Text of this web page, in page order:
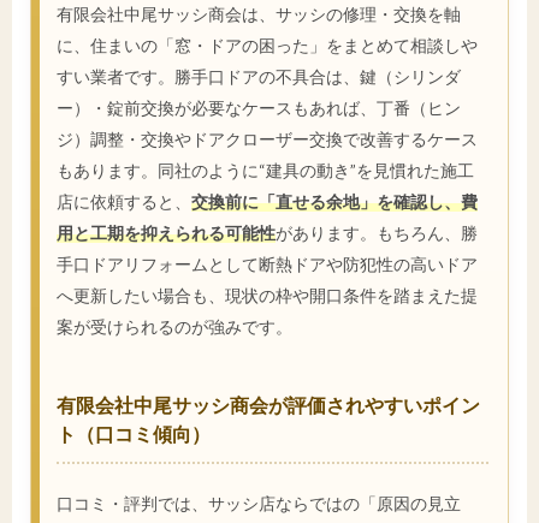
有限会社中尾サッシ商会は、サッシの修理・交換を軸
に、住まいの「窓・ドアの困った」をまとめて相談しや
すい業者です。勝手口ドアの不具合は、鍵（シリンダ
ー）・錠前交換が必要なケースもあれば、丁番（ヒン
ジ）調整・交換やドアクローザー交換で改善するケース
もあります。同社のように“建具の動き”を見慣れた施工
店に依頼すると、 交換前に「直せる余地」を確認し、費
用と工期を抑えられる可能性があります。もちろん、勝
手口ドアリフォームとして断熱ドアや防犯性の高いドア
へ更新したい場合も、現状の枠や開口条件を踏まえた提
案が受けられるのが強みです。
有限会社中尾サッシ商会が評価されやすいポイン
ト（口コミ傾向）
口コミ・評判では、サッシ店ならではの「原因の見立